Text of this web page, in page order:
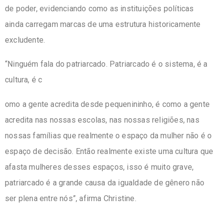
de poder, evidenciando como as instituições políticas
ainda carregam marcas de uma estrutura historicamente
excludente.
“Ninguém fala do patriarcado. Patriarcado é o sistema, é a
cultura, é c
omo a gente acredita desde pequenininho, é como a gente
acredita nas nossas escolas, nas nossas religiões, nas
nossas famílias que realmente o espaço da mulher não é o
espaço de decisão. Então realmente existe uma cultura que
afasta mulheres desses espaços, isso é muito grave,
patriarcado é a grande causa da igualdade de gênero não
ser plena entre nós”, afirma Christine.